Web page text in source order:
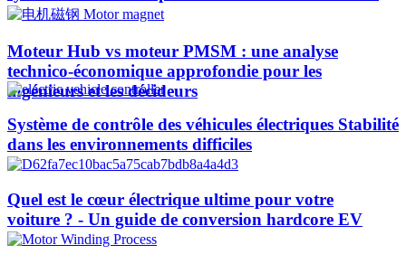
Moteur Hub vs moteur PMSM : une analyse
technico-économique approfondie pour les
ingénieurs et les décideurs
Système de contrôle des véhicules électriques Stabilité
dans les environnements difficiles
Quel est le cœur électrique ultime pour votre
voiture ? - Un guide de conversion hardcore EV